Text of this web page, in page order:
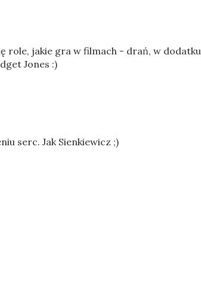
role, jakie gra w filmach - drań, w dodatku
Jones :)
serc. Jak Sienkiewicz ;)